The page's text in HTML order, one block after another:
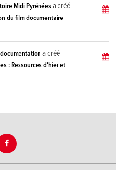
Midi Pyrénées a créé
du film documentaire
a créé
: Ressources d'hier et